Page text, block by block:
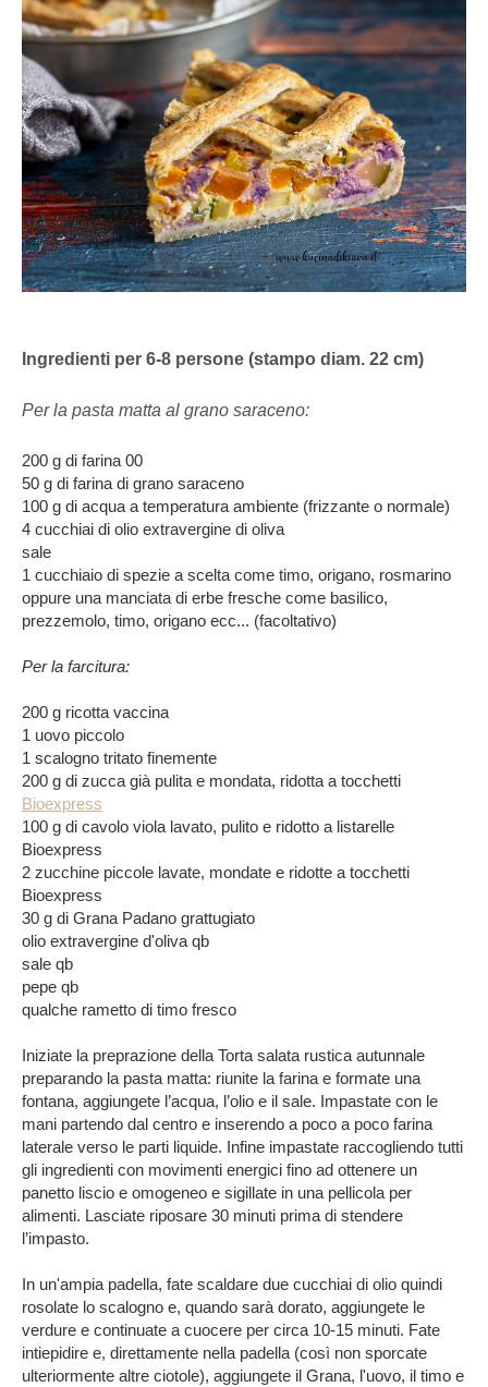
Ingredienti per 6-8 persone (stampo diam. 22 cm)
Per la pasta matta al grano saraceno:
200 g di farina 00
50 g di farina di grano saraceno
100 g di acqua a temperatura ambiente (frizzante o normale)
4 cucchiai di olio extravergine di oliva
sale
1 cucchiaio di spezie a scelta come timo, origano, rosmarino
oppure una manciata di erbe fresche come basilico,
prezzemolo, timo, origano ecc... (facoltativo)
Per la farcitura:
200 g ricotta vaccina
1 uovo piccolo
1 scalogno tritato finemente
200 g di zucca già pulita e mondata, ridotta a tocchetti
Bioexpress
100 g di cavolo viola lavato, pulito e ridotto a listarelle
Bioexpress
2 zucchine piccole lavate, mondate e ridotte a tocchetti
Bioexpress
30 g di Grana Padano grattugiato
olio extravergine d'oliva qb
sale qb
pepe qb
qualche rametto di timo fresco
Iniziate la preprazione della Torta salata rustica autunnale
preparando la pasta matta: riunite la farina e formate una
fontana, aggiungete l’acqua, l’olio e il sale. Impastate con le
mani partendo dal centro e inserendo a poco a poco farina
laterale verso le parti liquide. Infine impastate raccogliendo tutti
gli ingredienti con movimenti energici fino ad ottenere un
panetto liscio e omogeneo e sigillate in una pellicola per
alimenti. Lasciate riposare 30 minuti prima di stendere
l’impasto.
In un'ampia padella, fate scaldare due cucchiai di olio quindi
rosolate lo scalogno e, quando sarà dorato, aggiungete le
verdure e continuate a cuocere per circa 10-15 minuti. Fate
intiepidire e, direttamente nella padella (così non sporcate
ulteriormente altre ciotole), aggiungete il Grana, l'uovo, il timo e